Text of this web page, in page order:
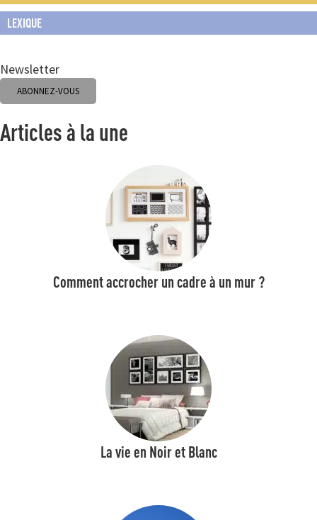
LEXIQUE
Newsletter
ABONNEZ-VOUS
Articles à la une
Comment accrocher un cadre à un mur ?
La vie en Noir et Blanc